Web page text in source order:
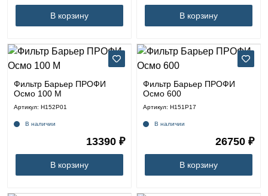
В корзину В корзину
Фильтр Барьер ПРОФИ
Осмо 100 М
Артикул: Н152Р01
В наличии
13390 ₽
В корзину
Фильтр Барьер ПРОФИ
Осмо 600
Артикул: Н151Р17
В наличии
26750 ₽
В корзину